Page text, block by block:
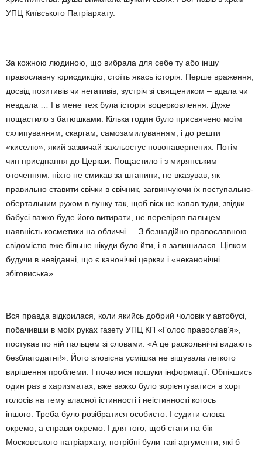
УПЦ Київського Патріархату.
За кожною людиною, що вибрала для себе ту або іншу
православну юрисдикцію, стоїть якась історія. Перше враження,
досвід позитивів чи негативів, зустріч зі священиком – вдала чи
невдала … І в мене теж була історія воцерковлення. Дуже
пощастило з батюшками. Кілька годин було присвячено моїм
схлипуванням, скаргам, самозамилуванням, і до решти
«киселю», який зазвичай захльостує новонавернених. Потім –
чин приєднання до Церкви. Пощастило і з мирянським
оточенням: ніхто не смикав за штанини, не вказував, як
правильно ставити свічки в свічник, загвинчуючи їх поступально-
обертальним рухом в лунку так, щоб віск не капав туди, звідки
бабусі важко буде його витирати, не перевіряв пальцем
наявність косметики на обличчі … З безнадійно православною
свідомістю вже більше нікуди було йти, і я залишилася. Цілком
будучи в невіданні, що є канонічні церкви і «неканонічні
збіговиська».
Вся правда відкрилася, коли якийсь добрий чоловік у автобусі,
побачивши в моїх руках газету УПЦ КП «Голос православ’я»,
постукав по ній пальцем зі словами: «А це раскольнічкі видають
безблагодатні!». Його зловісна усмішка не віщувала легкого
вирішення проблеми. І почалися пошуки інформації. Обпікшись
один раз в харизматах, вже важко було зорієнтуватися в хорі
голосів на тему власної істинності і неістинності когось
іншого. Треба було розібратися особисто. І судити слова
окремо, а справи окремо. І для того, щоб стати на бік
Московського патріархату, потрібні були такі аргументи, які б